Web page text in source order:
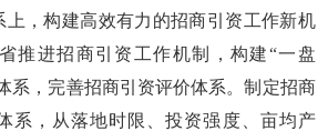
，构建高效有力的招商引资工作新机
推进招商引资工作机制，构建“一盘
系，完善招商引资评价体系。制定招商
系，从落地时限、投资强度、亩均产